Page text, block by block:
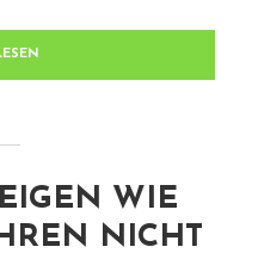
WIE
NICHT